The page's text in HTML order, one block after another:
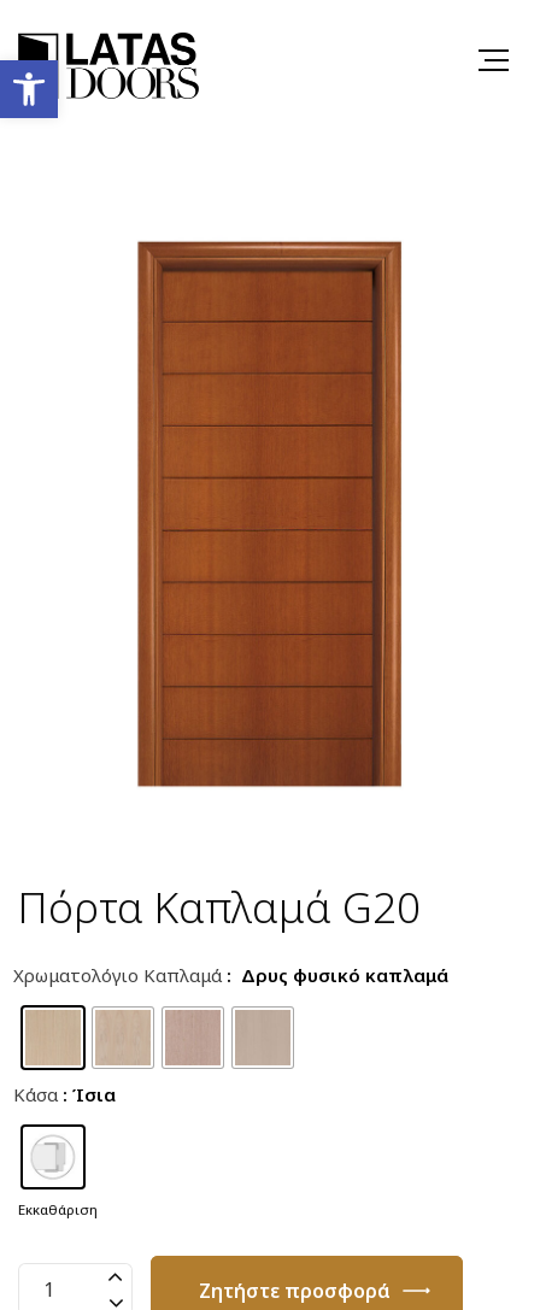
Ανοίξτε τη γραμμή εργαλείων
Πόρτα Καπλαμά G20
Χρωματολόγιο Καπλαμά : Δρυς φυσικό καπλαμά
Κάσα : Ίσια
Εκκαθάριση
Πόρτα
Καπλαμά
Ζητήστε προσφορά